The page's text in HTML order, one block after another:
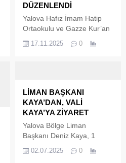
DÜZENLENDİ
Yalova Hafız İmam Hatip
Ortaokulu ve Gazze Kur’an
eğitimlerini başarıyla
güçlü bir manevi atmosfer
eşliğinde gerçekleştirildi.
Kur’an-ı Kerim tilavetleri,
programda duygu dolu
anlar yaşandı.
17.11.2025 0
LİMAN BAŞKANI
KAYA’DAN, VALİ
KAYA’YA ZİYARET
Yalova Bölge Liman
Başkanı Deniz Kaya, 1
Kabotaj Bayramı vesilesiyle
02.07.2025 0